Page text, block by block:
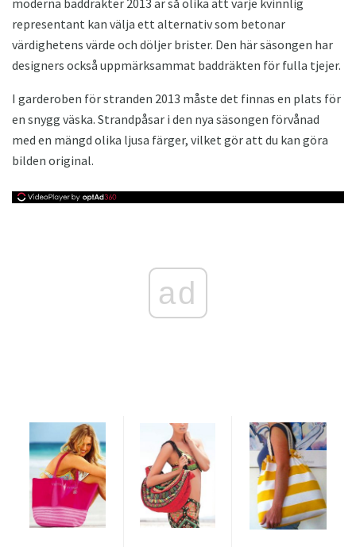
moderna baddräkter 2013 är så olika att varje kvinnlig
representant kan välja ett alternativ som betonar
värdighetens värde och döljer brister. Den här säsongen har
designers också uppmärksammat baddräkten för fulla tjejer.
I garderoben för stranden 2013 måste det finnas en plats för
en snygg väska. Strandpåsar i den nya säsongen förvånad
med en mängd olika ljusa färger, vilket gör att du kan göra
bilden original.
ad